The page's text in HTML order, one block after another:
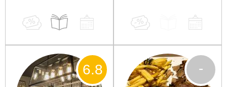
6.8 -